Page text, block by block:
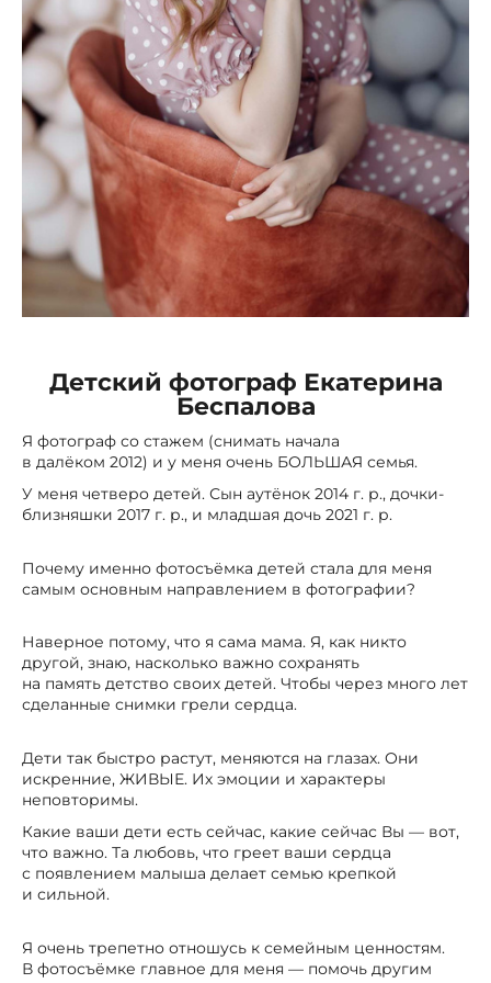
Детский фотограф Екатерина
Беспалова
Я фотограф со стажем (снимать начала
в далёком 2012) и у меня очень БОЛЬШАЯ семья.
У меня четверо детей. Сын аутёнок 2014 г. р., дочки-
близняшки 2017 г. р., и младшая дочь 2021 г. р.
Почему именно фотосъёмка детей стала для меня
самым основным направлением в фотографии?
Наверное потому, что я сама мама. Я, как никто
другой, знаю, насколько важно сохранять
на память детство своих детей. Чтобы через много лет
сделанные снимки грели сердца.
Дети так быстро растут, меняются на глазах. Они
искренние, ЖИВЫЕ. Их эмоции и характеры
неповторимы.
Какие ваши дети есть сейчас, какие сейчас Вы — вот,
что важно. Та любовь, что греет ваши сердца
с появлением малыша делает семью крепкой
и сильной.
Я очень трепетно отношусь к семейным ценностям.
В фотосъёмке главное для меня — помочь другим